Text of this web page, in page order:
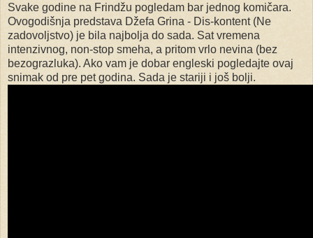
Svake godine na Frindžu pogledam bar jednog komičara.
Ovogodišnja predstava Džefa Grina - Dis-kontent (Ne
zadovoljstvo) je bila najbolja do sada. Sat vremena
intenzivnog, non-stop smeha, a pritom vrlo nevina (bez
bezograzluka). Ako vam je dobar engleski pogledajte ovaj
snimak od pre pet godina. Sada je stariji i još bolji.